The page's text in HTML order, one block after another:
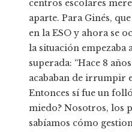
centros escolares
aparte. Para Ginés,
en la ESO y ahora se
la situación empezaba
superada: “Hace 8
acababan de irrumpir
Entonces sí fue un
miedo? Nosotros, los
sabíamos cómo